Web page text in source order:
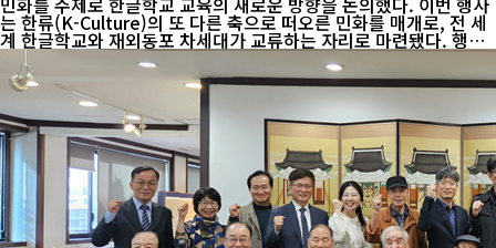
는 한류(K-Culture)의 또 다른 축으로 떠오른 민화를 매개로, 전 세
계 한글학교와 재외동포 차세대가 교류하는 자리로 마련됐다. 행사
는 김봉섭 공동대표(상지대 특임교수)의 사회로 국민의례와 개회 인
사, 축사, 격려사, 환영사 순으로 진행됐다. 박인기 공동대표(재외동
포청 정책자문위원장·경인교대 명예교수)는 “지구촌 곳곳의 한글학
교는 한민족의 정체성을 지켜온 정신적 뿌리”라며 “민화는 한글과
더불어 한국인의 미의식과 세계관을 전할 수 있는 문화 자산”이라고
말했다. 홍종진 한국전통문화원장은 전통음악 ‘여민락’으로 환영사
를 대신했고, 배우리 한국땅이름학회 회장, 이극범 프랑스 파리한인
장로...